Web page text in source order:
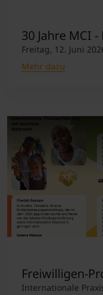
30 Jahre MCI
Freitag, 12. Juni
Mehr dazu
Freiwilligen-
Internationale